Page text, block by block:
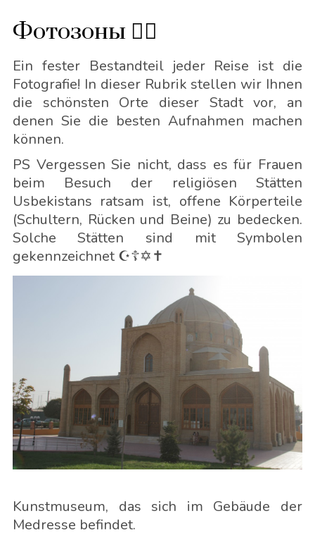
Фотозоны 🙋‍♂️
Ein fester Bestandteil jeder Reise ist die
Fotografie! In dieser Rubrik stellen wir Ihnen
die schönsten Orte dieser Stadt vor, an
denen Sie die besten Aufnahmen machen
können.
PS Vergessen Sie nicht, dass es für Frauen
beim Besuch der religiösen Stätten
Usbekistans ratsam ist, offene Körperteile
(Schultern, Rücken und Beine) zu bedecken.
Solche Stätten sind mit Symbolen
gekennzeichnet ☪️☦️✡️✝️
Kunstmuseum, das sich im Gebäude der
Medresse befindet.